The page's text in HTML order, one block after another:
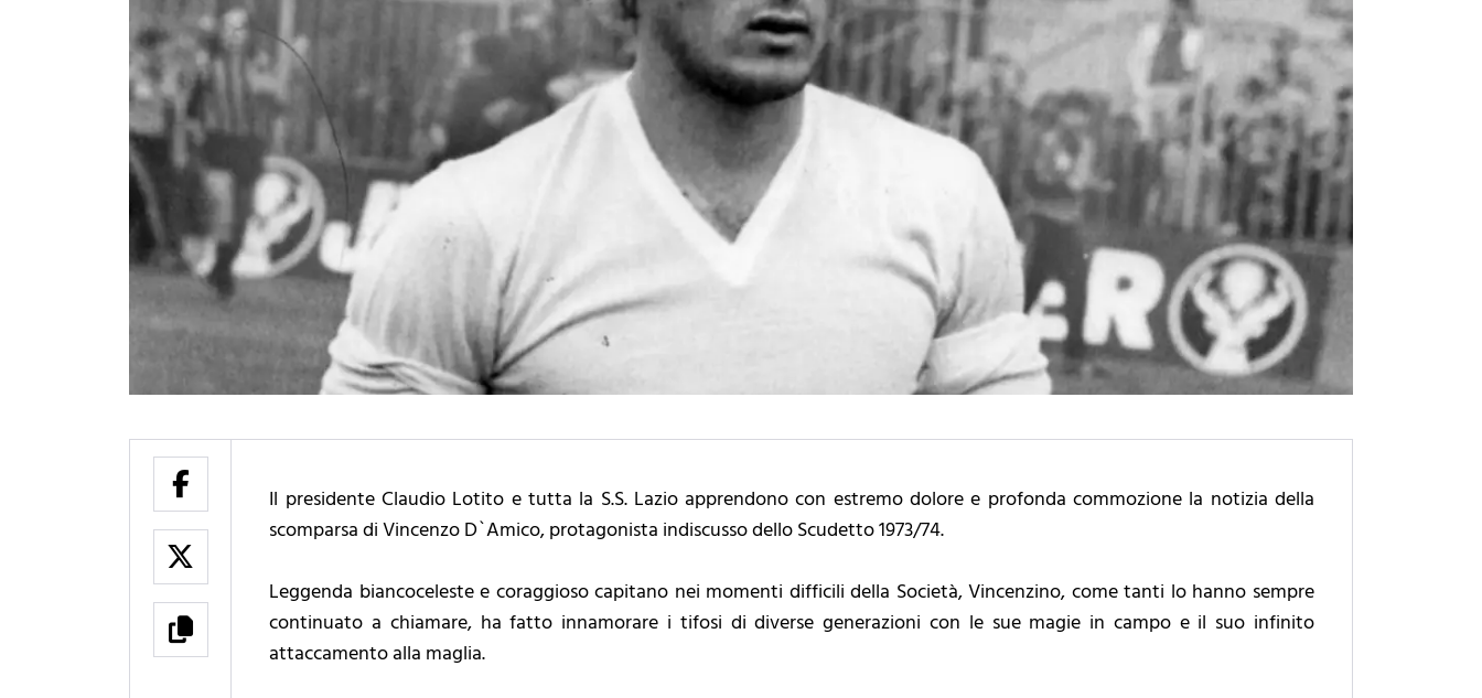
Il presidente Claudio Lotito e tutta la S.S. Lazio apprendono con estremo dolore e profonda commozione la notizia della
scomparsa di Vincenzo D`Amico, protagonista indiscusso dello Scudetto 1973/74.
Leggenda biancoceleste e coraggioso capitano nei momenti difficili della Società, Vincenzino, come tanti lo hanno sempre
continuato a chiamare, ha fatto innamorare i tifosi di diverse generazioni con le sue magie in campo e il suo infinito
attaccamento alla maglia.